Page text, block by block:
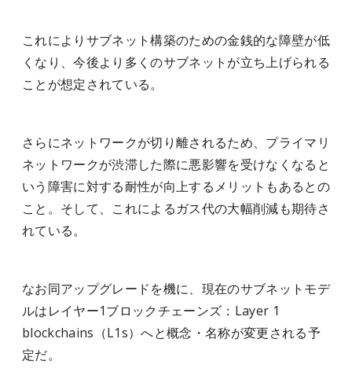
これによりサブネット構築のための金銭的な障壁が低
くなり、今後より多くのサブネットが立ち上げられる
ことが想定されている。
さらにネットワークが切り離されるため、プライマリ
ネットワークが渋滞した際に悪影響を受けなくなると
いう障害に対する耐性が向上するメリットもあるとの
こと。そして、これによるガス代の大幅削減も期待さ
れている。
なお同アップグレードを機に、現在のサブネットモデ
ルはレイヤー1ブロックチェーンズ：Layer 1
blockchains（L1s）へと概念・名称が変更される予
定だ。